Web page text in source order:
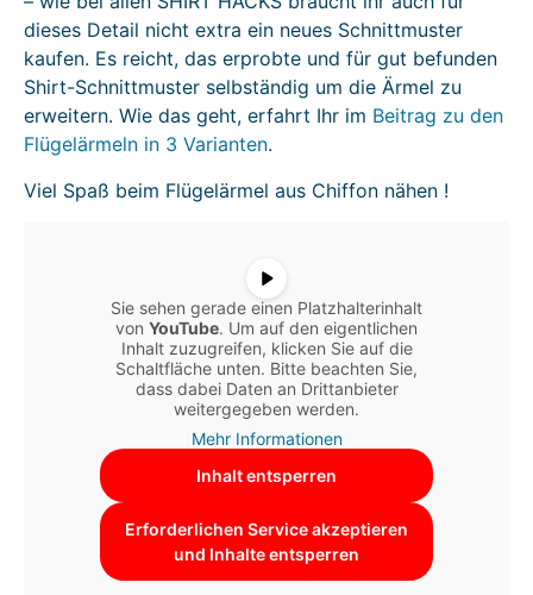
dieses Detail nicht extra ein neues Schnittmuster
kaufen. Es reicht, das erprobte und für gut befunden
Shirt-Schnittmuster selbständig um die Ärmel zu
erweitern. Wie das geht, erfahrt Ihr im Beitrag zu den
Flügelärmeln in 3 Varianten.
Viel Spaß beim Flügelärmel aus Chiffon nähen !
Sie sehen gerade einen Platzhalterinhalt
von YouTube. Um auf den eigentlichen
Inhalt zuzugreifen, klicken Sie auf die
Schaltfläche unten. Bitte beachten Sie,
dass dabei Daten an Drittanbieter
weitergegeben werden.
Mehr Informationen
Inhalt entsperren
Erforderlichen Service akzeptieren
und Inhalte entsperren